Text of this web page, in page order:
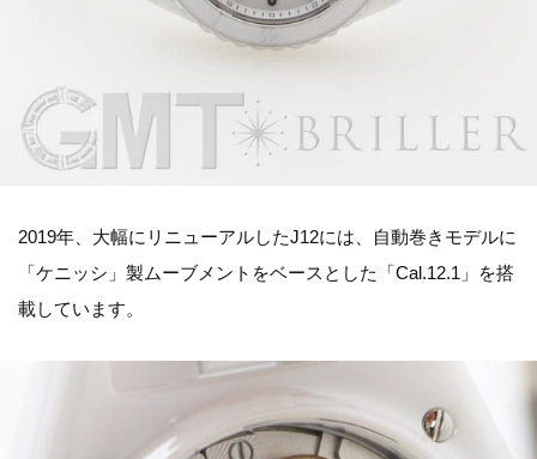
2019年、大幅にリニューアルしたJ12には、自動巻きモデルに
「ケニッシ」製ムーブメントをベースとした「Cal.12.1」を搭
載しています。